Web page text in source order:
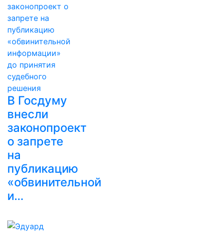
В Госдуму
внесли
законопроект
о запрете
на
публикацию
«обвинительной
и…